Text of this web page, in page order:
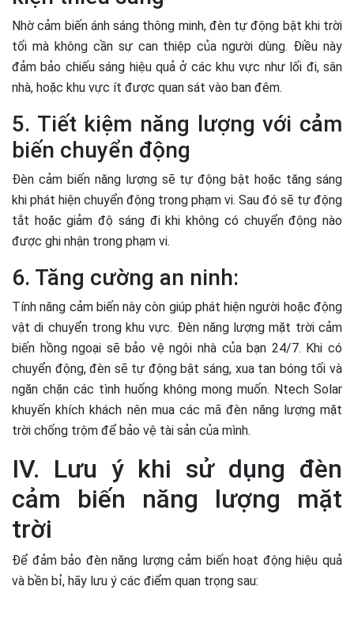
Nhờ cảm biến ánh sáng thông minh, đèn tự động bật khi trời
tối mà không cần sự can thiệp của người dùng. Điều này
đảm bảo chiếu sáng hiệu quả ở các khu vực như lối đi, sân
nhà, hoặc khu vực ít được quan sát vào ban đêm.
5. Tiết kiệm năng lượng với cảm
biến chuyển động
Đèn cảm biến năng lượng sẽ tự động bật hoặc tăng sáng
khi phát hiện chuyển động trong phạm vi. Sau đó sẽ tự động
tắt hoặc giảm độ sáng đi khi không có chuyển động nào
được ghi nhận trong phạm vi.
6. Tăng cường an ninh:
Tính năng cảm biến này còn giúp phát hiện người hoặc động
vật di chuyển trong khu vực. Đèn năng lượng mặt trời cảm
biến hồng ngoại sẽ bảo vệ ngôi nhà của bạn 24/7. Khi có
chuyển động, đèn sẽ tự động bật sáng, xua tan bóng tối và
ngăn chặn các tình huống không mong muốn. Ntech Solar
khuyến khích khách nên mua các mã đèn năng lượng mặt
trời chống trộm để bảo vệ tài sản của mình.
IV. Lưu ý khi sử dụng đèn
cảm biến năng lượng mặt
trời
Để đảm bảo đèn năng lượng cảm biến hoạt động hiệu quả
và bền bỉ, hãy lưu ý các điểm quan trọng sau: